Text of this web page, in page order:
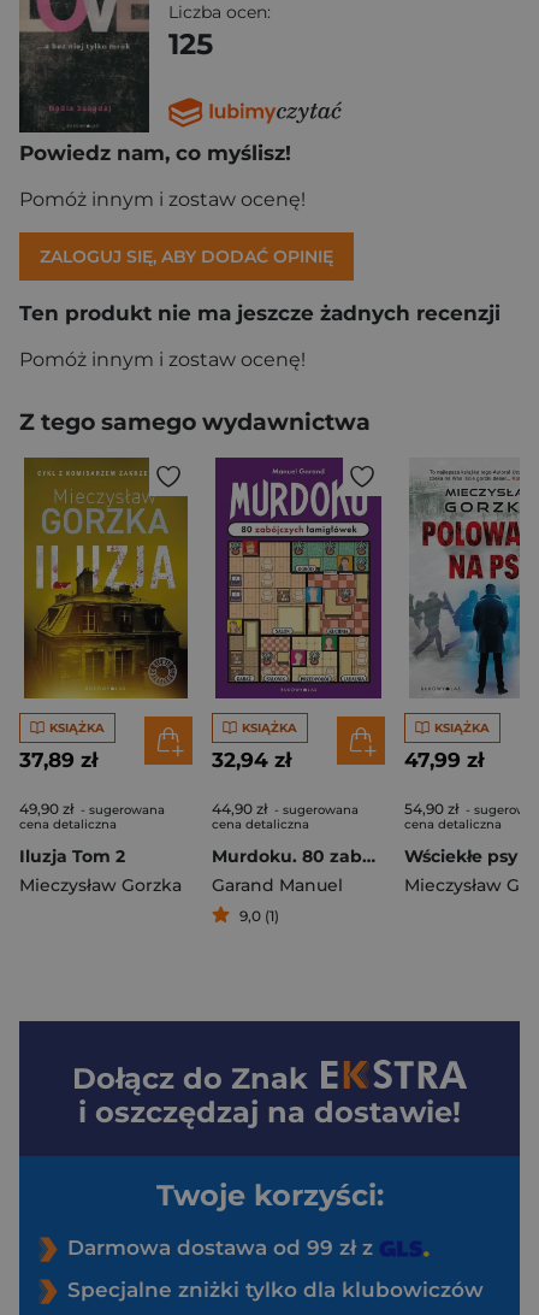
Liczba ocen:
125
Powiedz nam, co myślisz!
Pomóż innym i zostaw ocenę!
ZALOGUJ SIĘ, ABY DODAĆ OPINIĘ
Ten produkt nie ma jeszcze żadnych recenzji
Pomóż innym i zostaw ocenę!
Z tego samego wydawnictwa
KSIĄŻKA
37,89 zł
49,90 zł - sugerowana
cena detaliczna
Iluzja Tom 2
Mieczysław Gorzka
KSIĄŻKA
32,94 zł
44,90 zł - sugerowana
cena detaliczna
Murdoku. 80 zabójczych łamigłówek
Garand Manuel
9,0 (1)
KSIĄŻKA
47,99 zł
54,90 zł -
cena detaliczna
Mieczysław
Dołącz do Znak
i oszczędzaj na dostawie!
Twoje korzyści:
Darmowa dostawa od 99 zł z
Specjalne zniżki tylko dla klubowiczów